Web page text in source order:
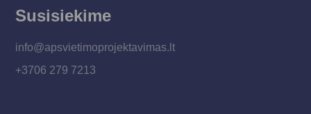
Susisiekime
info@apsvietimoprojektavimas.lt
+3706 279 7213